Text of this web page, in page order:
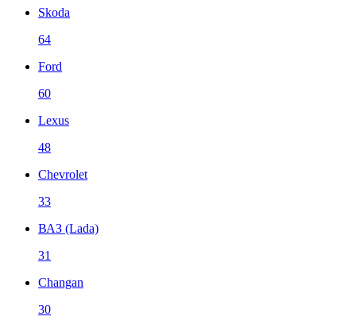
Skoda
64
Ford
60
Lexus
48
Chevrolet
33
ВАЗ (Lada)
31
Changan
30